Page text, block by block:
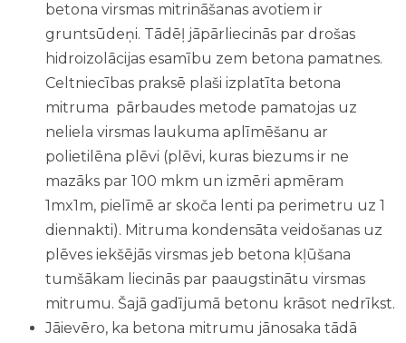
betona virsmas mitrināšanas avotiem ir
gruntsūdeņi. Tādēļ jāpārliecinās par drošas
hidroizolācijas esamību zem betona pamatnes.
Celtniecības praksē plaši izplatīta betona
mitruma pārbaudes metode pamatojas uz
neliela virsmas laukuma aplīmēšanu ar
polietilēna plēvi (plēvi, kuras biezums ir ne
mazāks par 100 mkm un izmēri apmēram
1mx1m, pielīmē ar skoča lenti pa perimetru uz 1
diennakti). Mitruma kondensāta veidošanas uz
plēves iekšējās virsmas jeb betona kļūšana
tumšākam liecinās par paaugstinātu virsmas
mitrumu. Šajā gadījumā betonu krāsot nedrīkst.
Jāievēro, ka betona mitrumu jānosaka tādā